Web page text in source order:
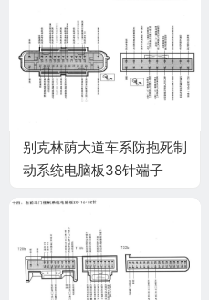
别克林荫大道车系防抱死制
动系统电脑板38针端子